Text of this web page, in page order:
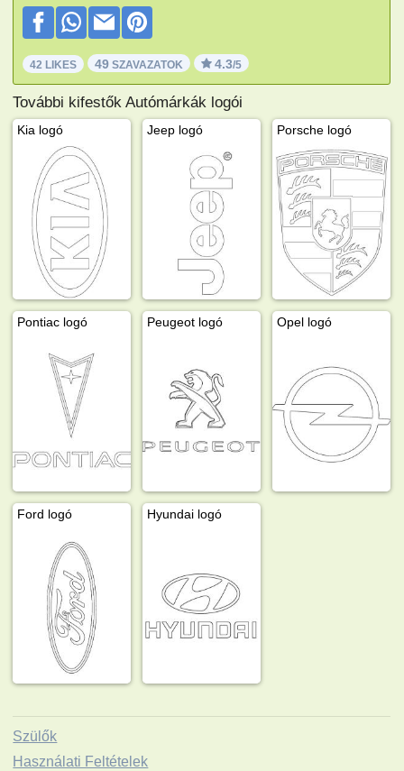
42 LIKES 49 SZAVAZATOK 4.3/5
További kifestők Autómárkák logói
Kia logó Jeep logó Porsche logó
Pontiac logó Peugeot logó Opel logó
Ford logó Hyundai logó
Szülők
Használati Feltételek